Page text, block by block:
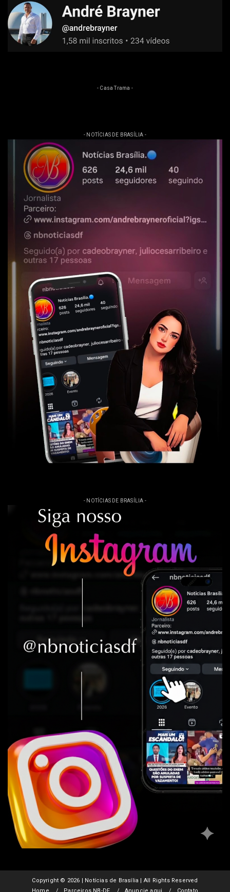
- Casa Trama -
- NOTÍCIAS DE BRASÍLIA -
- NOTÍCIAS DE BRASÍLIA -
Copyright © 2026 | Notícias de Brasília | All Rights Reserved